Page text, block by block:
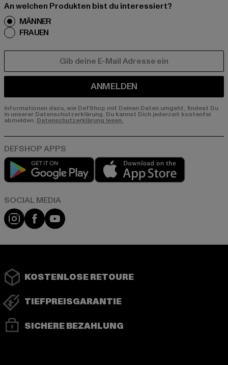
An welchen Produkten bist du interessiert?
MÄNNER
FRAUEN
ANMELDEN
Informationen dazu, wie DefShop mit Deinen Daten umgeht, findest Du
in unserer Datenschutzerklärung. Du kannst Dich jederzeit kostenfei
abmelden. Datenschutzerklärung lesen.
Play market
Instagram
FacebookYouTube
KOSTENLOSE RETOURE
TIEFPREISGARANTIE
SICHERE BEZAHLUNG